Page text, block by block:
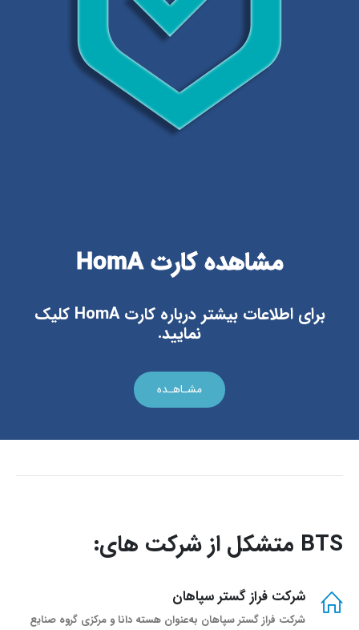
مشاهده کارت HomA
برای اطلاعات بیشتر درباره کارت HomA کلیک
نمایید.
مشـاهـده
BTS متشکل از شرکت های:
شرکت فراز گستر سپاهان
شرکت فراز گستر سپاهان به‌عنوان هسته دانا و مرکزی گروه صنایع